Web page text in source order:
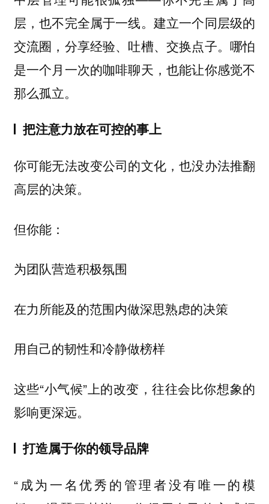
层，也不完全属于一线。建立一个同层级的
交流圈，分享经验、吐槽、交换点子。哪怕
是一个月一次的咖啡聊天，也能让你感觉不
那么孤立。
把注意力放在可控的事上
你可能无法改变公司的文化，也没办法推翻
高层的决策。
但你能：
为团队营造积极氛围
在力所能及的范围内做深思熟虑的决策
用自己的韧性和冷静做榜样
这些“小气候”上的改变，往往会比你想象的
影响更深远。
打造属于你的领导品牌
“成为一名优秀的管理者没有唯一的模